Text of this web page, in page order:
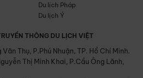
Du lịch Pháp
Du lịch Ý
THÔNG DU LỊCH VIỆT
Thụ, P.Phú Nhuận, TP. Hồ Chí Minh.
Thị Minh Khai, P.Cầu Ông Lãnh,